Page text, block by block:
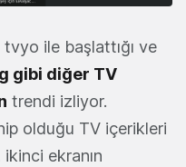
ile başlattığı ve
gibi diğer TV
trendi izliyor.
olduğu TV içerikleri
ekranın